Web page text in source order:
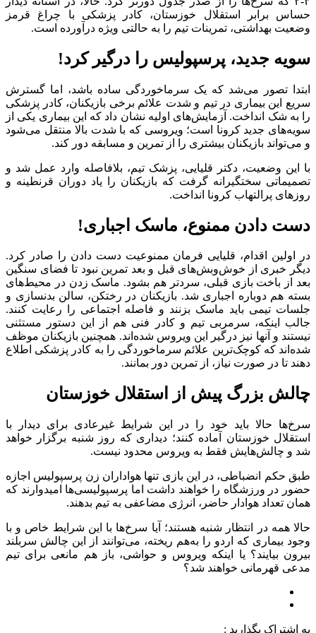
حساس برابر استقلال خوزستان، کادر پزشکی با چراغ قرمز
وضعیت بهداشتی، تمرینات تیم را به حالتی ویژه درآورده است.
سویه جدید، پرسپولیس را درگیر کرد!
ابتدا تصور می‌شد که یک سرماخوردگی ساده باشد، اما گسترش
سریع این بیماری در تیم و شدت علائم برخی بازیکنان، کادر پزشکی
را به شک انداخت. آزمایش‌های اولیه نشان داد که این بیماری یکی از
سویه‌های جدید کرونا است؛ ویروسی که با شدت بالا منتقل می‌شود
و می‌تواند بازیکنان بیشتری را از تمرین و مسابقه دور کند.
با این وضعیت، دکتر قلیایی، پزشک تیم، بلافاصله وارد عمل شد و
تصمیماتی سختگیرانه گرفت که بازیکنان را یاد دوران قرنطینه و
روزهای پرالتهاب کرونا انداخت.
دست دادن ممنوع، ماسک اجباری!
در اولین اقدام، قلیایی فرمان ممنوعیت دست دادن را صادر کرد.
دیگر خبری از خوش‌وبش‌های قبل و بعد تمرین نبود تا فضای سنگین
بعد از باخت بازی قبلی، سردتر هم بشود. ماسک زدن در محیط‌های
بسته هم دوباره اجباری شد. بازیکنان در رختکن، سالن بدنسازی و
جلسات تیمی باید ماسک بزنند و فاصله اجتماعی را رعایت کنند.
جالب اینکه، سرمربی تیم و کادر فنی هم از این دستور مستثنی
نیستند و آنها نیز درگیر این ویروس شده‌اند. همچنین بازیکنان موظف
شده‌اند که کوچک‌ترین علائم سرماخوردگی را به کادر پزشکی اطلاع
دهند تا در صورت نیاز، از تمرین دور بمانند.
چالش بزرگ پیش از استقلال خوزستان
سرخ‌ها حالا باید خود را در این شرایط غیرعادی برای دیدار با
استقلال خوزستان آماده کنند؛ دیداری که روز شنبه برگزار خواهد
شد و چالش‌هایش فقط به ویروس محدود نیست.
طبق حکم انضباطی، در این بازی تنها هواداران زن پرسپولیس اجازه
حضور در ورزشگاه را خواهند داشت اما پرسپولیسی‌ها امیدوارند که
همان تعداد هوادار حاضر، انرژی مضاعفی به تیم بدهند.
حالا همه در انتظار شنبه هستند؛ آیا سرخ‌ها با این شرایط خاص و با
وجود بیماری که اردو را به‌هم ریخته، می‌توانند از این چالش سربلند
بیرون بیایند؟ یا اینکه ویروس و حواشی، باز هم مانعی برای تیم
مدعی قهرمانی خواهند شد؟
به اشتراک بگذارید :